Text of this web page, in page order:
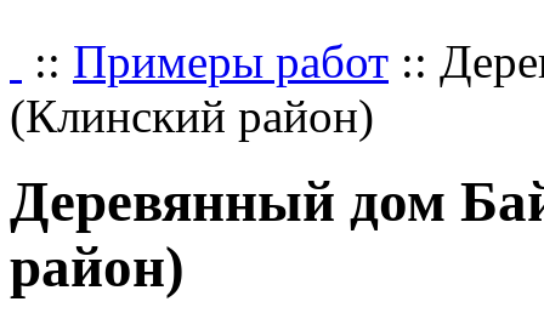
:: Примеры работ ::
(Клинский район)
Деревянный дом
район)